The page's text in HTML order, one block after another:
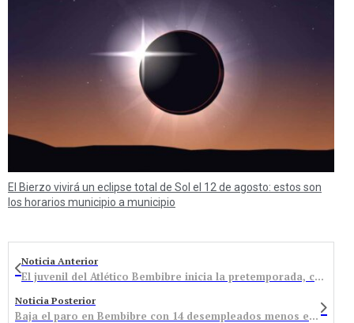
El Bierzo vivirá un eclipse total de Sol el 12 de agosto: estos son
los horarios municipio a municipio
Noticia Anterior
El juvenil del Atlético Bembibre inicia la pretemporada, con el reto de seguir aportando jugadores al primer equipo
Noticia Posterior
Baja el paro en Bembibre con 14 desempleados menos en el último mes